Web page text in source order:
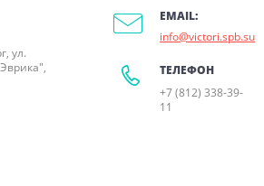
ул.
EMAIL:
info@victori.spb.su
ТЕЛЕФОН
+7 (812) 338-39-
11